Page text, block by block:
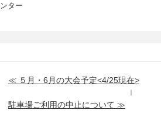
ンター
≪ ５月・6月の大会予定<4/25現在>
｜
駐車場ご利用の中止について ≫